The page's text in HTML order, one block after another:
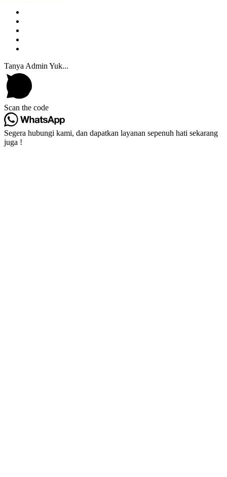
Tanya Admin Yuk...
Scan the code
Segera hubungi kami, dan dapatkan layanan sepenuh hati sekarang
juga !